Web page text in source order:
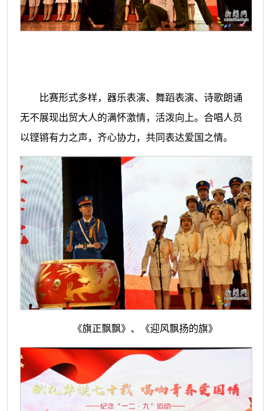
比赛形式多样，器乐表演、舞蹈表演、诗歌朗诵
无不展现出贸大人的满怀激情，活泼向上。合唱人员
以铿锵有力之声，齐心协力，共同表达爱国之情。
《旗正飘飘》、《迎风飘扬的旗》